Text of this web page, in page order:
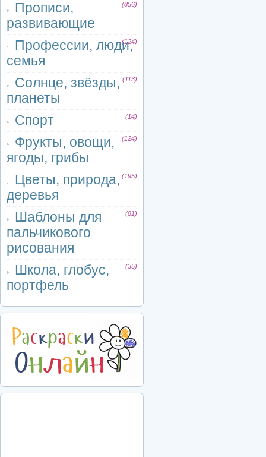
Прописи,
развивающие
(856)
Профессии, люди,
семья
(124)
Солнце, звёзды,
планеты
(113)
Спорт (14)
Фрукты, овощи,
ягоды, грибы
(124)
Цветы, природа,
деревья
(195)
Шаблоны для
пальчикового
рисования
(81)
Школа, глобус,
портфель
(35)